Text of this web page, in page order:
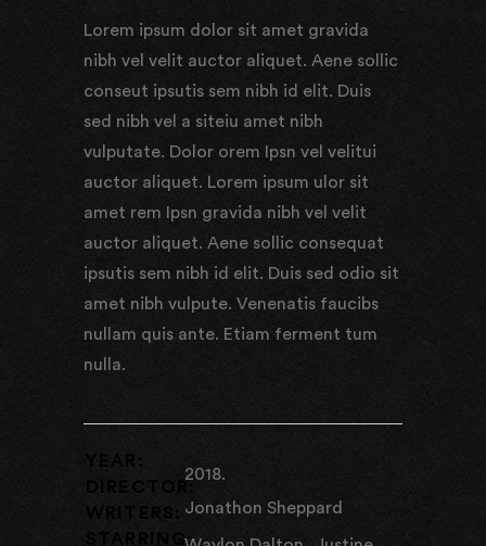
Lorem ipsum dolor sit amet gravida
nibh vel velit auctor aliquet. Aene sollic
conseut ipsutis sem nibh id elit. Duis
sed nibh vel a siteiu amet nibh
vulputate. Dolor orem Ipsn vel velitui
auctor aliquet. Lorem ipsum ulor sit
amet rem Ipsn gravida nibh vel velit
auctor aliquet. Aene sollic consequat
ipsutis sem nibh id elit. Duis sed odio sit
amet nibh vulpute. Venenatis faucibs
nullam quis ante. Etiam ferment tum
nulla.
YEAR:
WRITERS:
STARRING:
2018.
Jonathon Sheppard